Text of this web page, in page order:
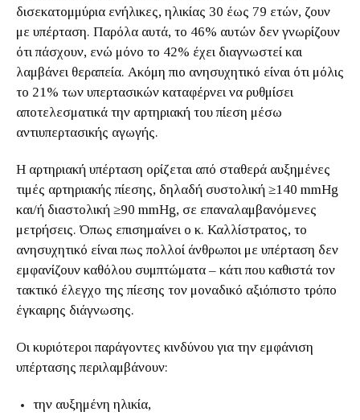
δισεκατομμύρια ενήλικες, ηλικίας 30 έως 79 ετών, ζουν
με υπέρταση. Παρόλα αυτά, το 46% αυτών δεν γνωρίζουν
ότι πάσχουν, ενώ μόνο το 42% έχει διαγνωστεί και
λαμβάνει θεραπεία. Ακόμη πιο ανησυχητικό είναι ότι μόλις
το 21% των υπερτασικών καταφέρνει να ρυθμίσει
αποτελεσματικά την αρτηριακή του πίεση μέσω
αντιυπερτασικής αγωγής.
Η αρτηριακή υπέρταση ορίζεται από σταθερά αυξημένες
τιμές αρτηριακής πίεσης, δηλαδή συστολική ≥140 mmHg
και/ή διαστολική ≥90 mmHg, σε επαναλαμβανόμενες
μετρήσεις. Όπως επισημαίνει ο κ. Καλλίστρατος, το
ανησυχητικό είναι πως πολλοί άνθρωποι με υπέρταση δεν
εμφανίζουν καθόλου συμπτώματα – κάτι που καθιστά τον
τακτικό έλεγχο της πίεσης τον μοναδικό αξιόπιστο τρόπο
έγκαιρης διάγνωσης.
Οι κυριότεροι παράγοντες κινδύνου για την εμφάνιση
υπέρτασης περιλαμβάνουν:
την αυξημένη ηλικία,